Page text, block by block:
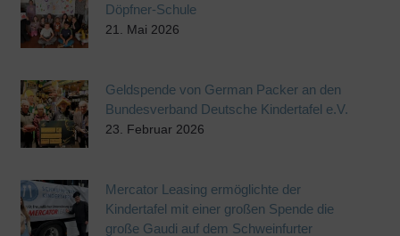
Döpfner-Schule
21. Mai 2026
Geldspende von German Packer an den
Bundesverband Deutsche Kindertafel e.V.
23. Februar 2026
Mercator Leasing ermöglichte der
Kindertafel mit einer großen Spende die
große Gaudi auf dem Schweinfurter